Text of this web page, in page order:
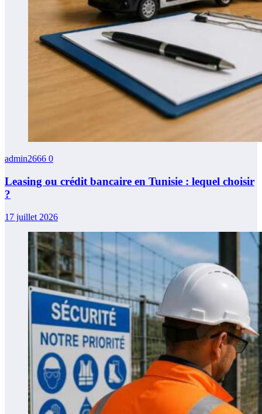
admin2666 0
Leasing ou crédit bancaire en Tunisie : lequel choisir
?
17 juillet 2026